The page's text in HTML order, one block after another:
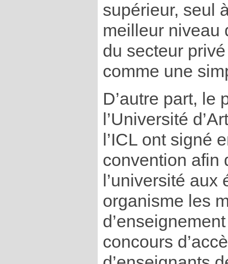
supérieur, seul
meilleur niveau
du secteur
comme une
D’autre part, le
l’Université
l’ICL ont signé
convention afin
l’université
organisme les
concours